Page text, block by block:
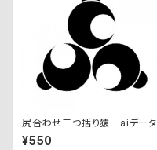
尻合わせ三つ括り猿 aiデータ
¥550